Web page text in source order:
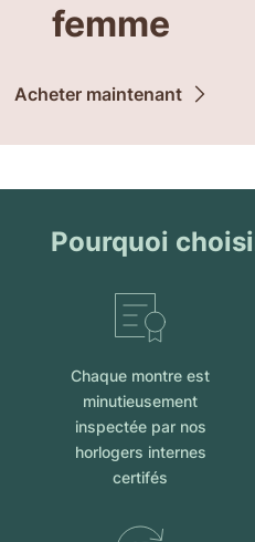
femme
Acheter maintenant
Pourquoi
Chaque montre est
minutieusement
inspectée par nos
horlogers internes
certifés